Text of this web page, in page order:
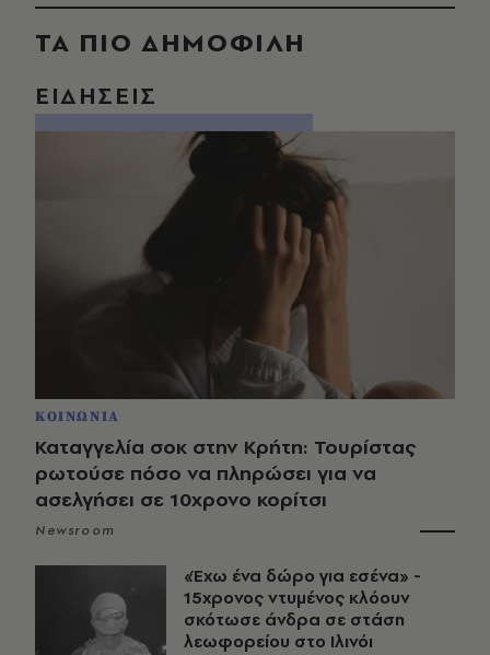
ΤΑ ΠΙΟ ΔΗΜΟΦΙΛΗ
ΕΙΔΗΣΕΙΣ
ΚΟΙΝΩΝΙΑ
Καταγγελία σοκ στην Κρήτη: Τουρίστας
ρωτούσε πόσο να πληρώσει για να
ασελγήσει σε 10χρονο κορίτσι
Newsroom
«Έχω ένα δώρο για εσένα» -
15χρονος ντυμένος κλόουν
σκότωσε άνδρα σε στάση
λεωφορείου στο Ιλινόι